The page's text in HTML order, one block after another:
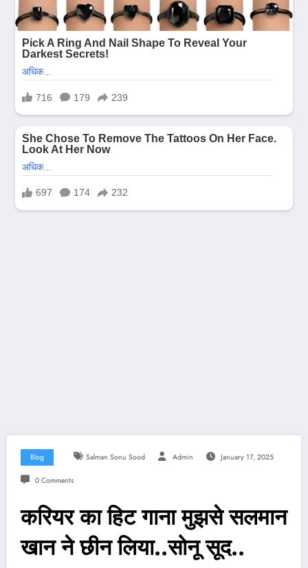
Blog Salman Sonu Sood Admin January 17, 2025
0 Comments
करियर का हिट गाना मुझसे सलमान
खान ने छीन लिया..सोनू सूद..